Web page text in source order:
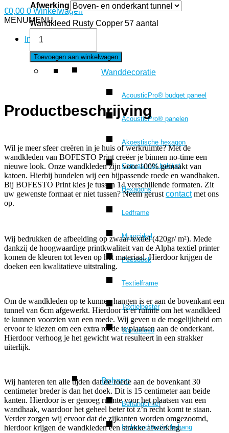
€0,00 0 Winkelwagen
MENUMENU
Interieur
Wanddecoratie
AcousticPro® budget paneel
AcousticPro® panelen
Akoestische hexagon
Canvas met baklijst
Hexagons
Ledframe
Muurcirkel
Peesdoek
Textielframe
Textielposter
Wandkleed
Behang
Behangcirkel
Isolerend textiel behang
Afwerking
Wandkleed Rusty Copper 57 aantal
Toevoegen aan winkelwagen
Productbeschrijving
Wil je meer sfeer creëren in je huis of werkruimte? Met de
wandkleden van BOFESTO Print creëer je binnen no-time een
nieuwe look. Onze wandkleden zijn voor 100% gemaakt van
katoen. Hierbij bundelen wij een bijpassende roede en wandhaken.
Bij BOFESTO Print kies je tussen 14 verschillende formaten. Zit
uw gewenste formaat er niet tussen? Neem gerust contactmet ons
op.
Wij bedrukken de afbeelding op zwaar textiel (420gr/ m²). Mede
dankzij de hoogwaardige printkwaliteit van de Alpha textiel printer
komen de kleuren tot leven op het materiaal. Hierdoor krijgen de
doeken een kwalitatieve uitstraling.
Om de wandkleden op te kunnen hangen is er aan de bovenkant een
tunnel van 6cm afgewerkt. Hierdoor is er ruimte om het wandkleed
te kunnen voorzien van een roede. Wij geven u de mogelijkheid om
ervoor te kiezen om een extra roede te plaatsen aan de onderkant.
Hierdoor verhoog je het gewicht wat resulteert in een strakker
uiterlijk.
Wij hanteren ten alle tijden dat de roede aan de bovenkant 30
centimeter breder is dan het doek. Dit is 15 centimeter aan beide
kanten. Hierdoor is er genoeg ruimte voor het plaatsen van een
wandhaak, waardoor het geheel beter tot z’n recht komt te staan.
Verder zorgen wij ervoor dat de zijkanten worden omgezoomd,
hierdoor krijgen de wandkleden een strakke afwerking.